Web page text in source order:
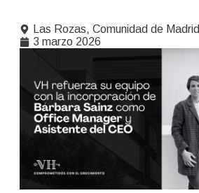
Las Rozas, Comunidad de Madrid
3 marzo 2026